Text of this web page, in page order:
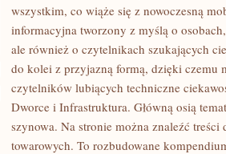
AKTUALNOŚCI
WYDARZENIA
wszystkim, co wiąże się z nowoczesną
informacyjna tworzony z myślą o
ale również o czytelnikach szukających
do kolei z przyjazną formą, dzięki czemu
czytelników lubiących techniczne
Dworce i Infrastruktura. Główną osią
szynowa. Na stronie można znaleźć treści
towarowych. To rozbudowane